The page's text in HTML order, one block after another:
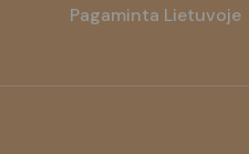
Pagaminta Lietuvoje